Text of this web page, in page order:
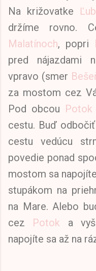
Na križovatke
držíme rovno.
Malatínoch, popri
pred nájazdami
vpravo (smer
za mostom cez
Pod obcou Potok
cestu. Buď
cestu vedúcu
povedie ponad
mostom sa
stupákom na
na Mare. Alebo
cez Potok a
napojíte sa až na